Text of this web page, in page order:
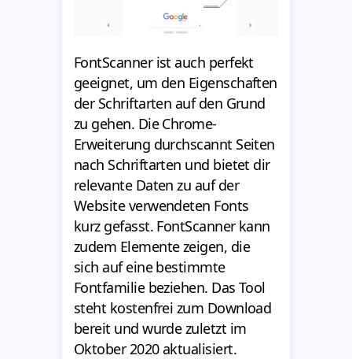
FontScanner ist auch perfekt
geeignet, um den Eigenschaften
der Schriftarten auf den Grund
zu gehen. Die Chrome-
Erweiterung durchscannt Seiten
nach Schriftarten und bietet dir
relevante Daten zu auf der
Website verwendeten Fonts
kurz gefasst. FontScanner kann
zudem Elemente zeigen, die
sich auf eine bestimmte
Fontfamilie beziehen. Das Tool
steht kostenfrei zum Download
bereit und wurde zuletzt im
Oktober 2020 aktualisiert.